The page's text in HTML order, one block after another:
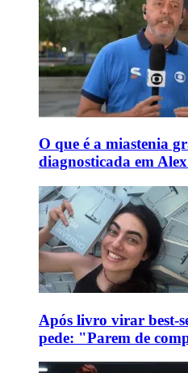
O que é a miastenia
diagnosticada em
Após livro virar best-
pede: "Parem de